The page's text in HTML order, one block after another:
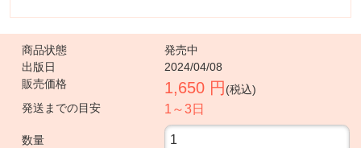
商品状態
発売中
出版日
2024/04/08
販売価格
1,650 円 (税込)
発送までの目安
1～3日
数量